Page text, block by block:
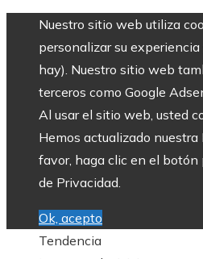
Nuestro sitio web utiliza
personalizar su
hay). Nuestro sitio web
terceros como Google
Al usar el sitio web, usted
Hemos actualizado
favor, haga clic en el
de Privacidad.
Ok, acepto
Tendencia